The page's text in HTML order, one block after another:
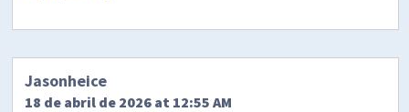
Jasonheice
18 de abril de 2026 at 12:55 AM